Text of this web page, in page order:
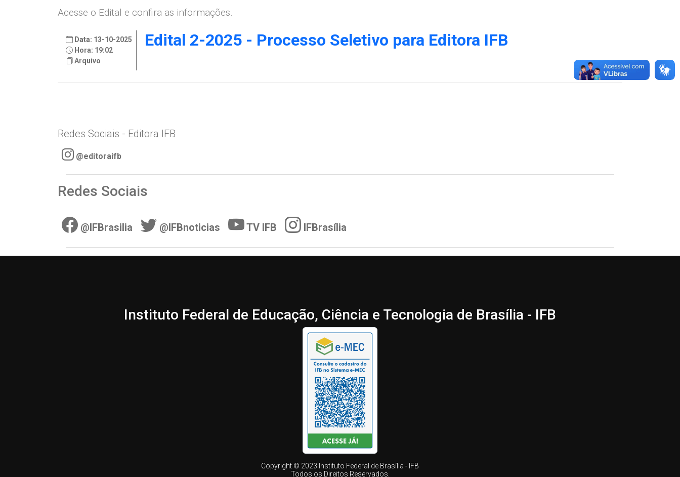
Acesse o Edital e confira as informações.
Data: 13-10-2025
Hora: 19:02
Arquivo
Edital 2-2025 - Processo Seletivo para Editora IFB
Redes Sociais - Editora IFB
@editoraifb
Redes Sociais
@IFBrasilia @IFBnoticias TV IFB IFBrasília
Instituto Federal de Educação, Ciência e Tecnologia de Brasília - IFB
Copyright © 2023 Instituto Federal de Brasília - IFB
Todos os Direitos Reservados.